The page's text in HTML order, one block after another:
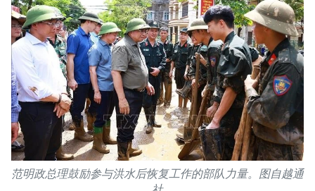
范明政总理鼓励参与洪水后恢复工作的部队力量。图自越通